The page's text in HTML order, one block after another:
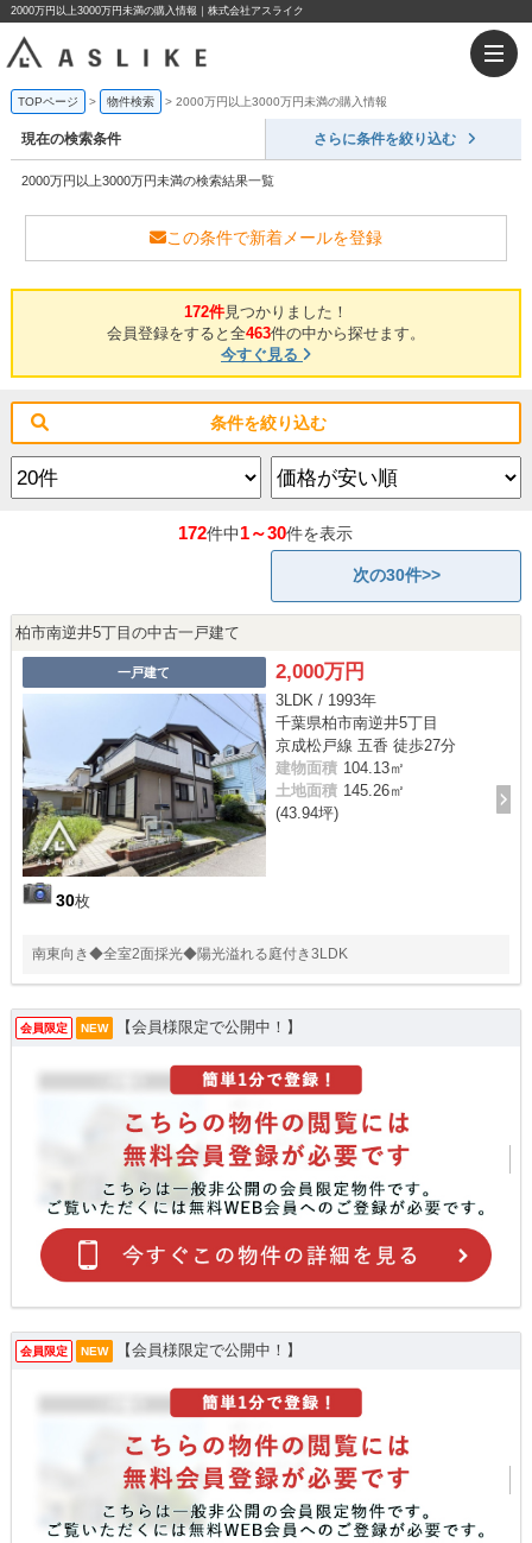
2000万円以上3000万円未満の購入情報｜株式会社アスライク
TOPページ 物件検索 2000万円以上3000万円未満の購入情報
現在の検索条件 さらに条件を絞り込む
2000万円以上3000万円未満の検索結果一覧
この条件で新着メールを登録
172件見つかりました！
会員登録をすると全463件の中から探せます。
今すぐ見る
条件を絞り込む
172件中1～30件を表示
次の30件>>
柏市南逆井5丁目の中古一戸建て
一戸建て
30枚
2,000万円
3LDK / 1993年
千葉県柏市南逆井5丁目
京成松戸線 五香 徒歩27分
建物面積 104.13㎡
土地面積 145.26㎡
(43.94坪)
南東向き◆全室2面採光◆陽光溢れる庭付き3LDK
会員限定 NEW 【会員様限定で公開中！】
会員限定 NEW 【会員様限定で公開中！】